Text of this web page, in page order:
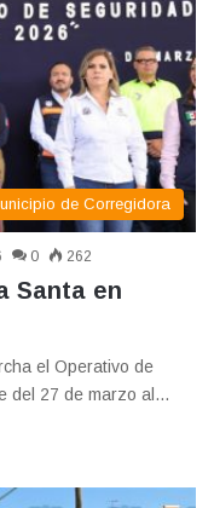
de Corregidora
0 262
Santa en
el Operativo de
del 27 de marzo al…